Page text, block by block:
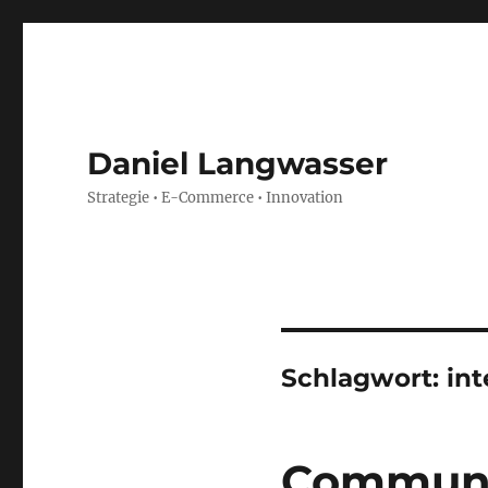
Daniel Langwasser
Strategie • E-Commerce • Innovation
Schlagwort: